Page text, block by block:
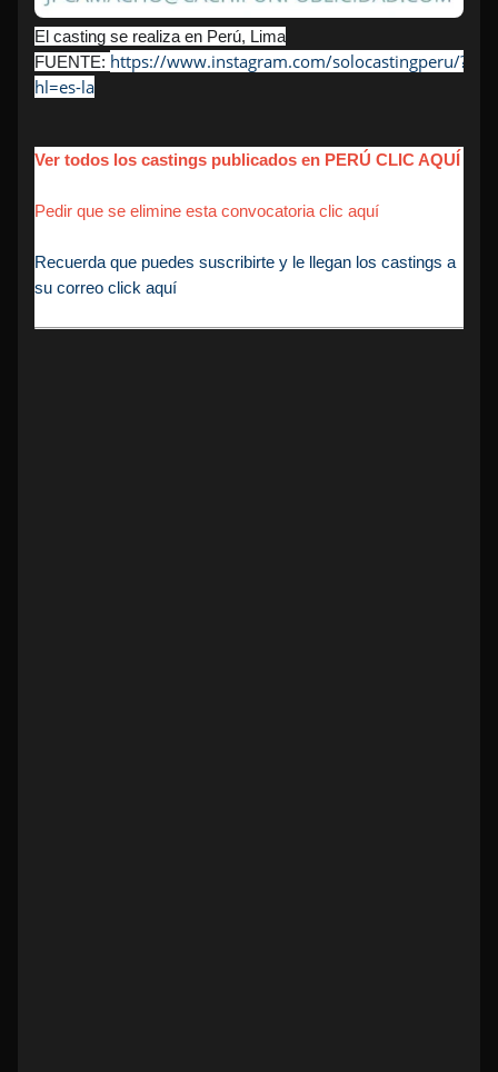
El casting se realiza en Perú, Lima
FUENTE: https://www.instagram.com/solocastingperu/?
hl=es-la
Ver todos los castings publicados en PERÚ CLIC AQUÍ
Pedir que se elimine esta convocatoria clic aquí
Recuerda que puedes suscribirte y le llegan los castings a
su correo click aquí